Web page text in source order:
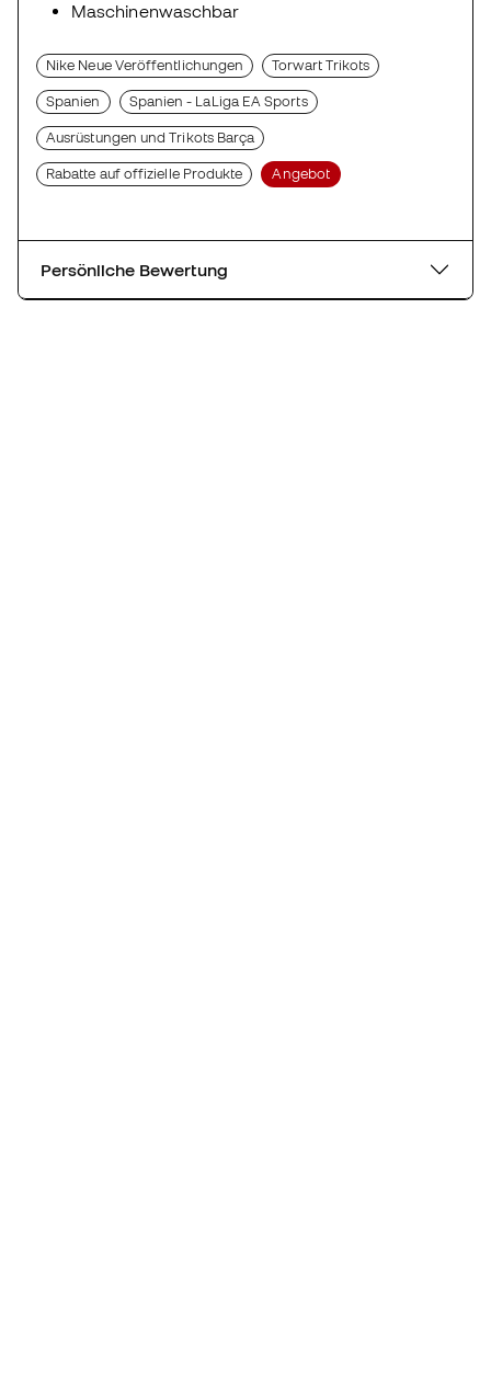
Maschinenwaschbar
Nike Neue Veröffentlichungen Torwart Trikots
Spanien Spanien - LaLiga EA Sports
Ausrüstungen und Trikots Barça
Rabatte auf offizielle Produkte Angebot
Persönliche Bewertung